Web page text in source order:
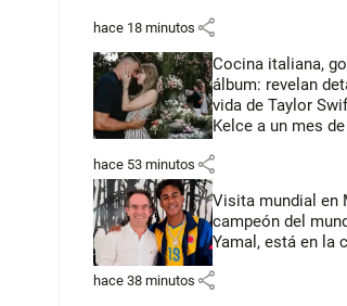
hace 18 minutos share
Cocina italiana,
álbum: revelan
vida de Taylor
Kelce a un mes
hace 53 minutos share
Visita mundial en
campeón del
Yamal, está en la
hace 38 minutos share